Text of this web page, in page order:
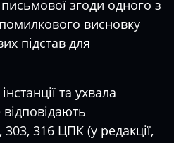
згоди одного з
висновку
підстав для
та ухвала
316 ЦПК (у редакції,